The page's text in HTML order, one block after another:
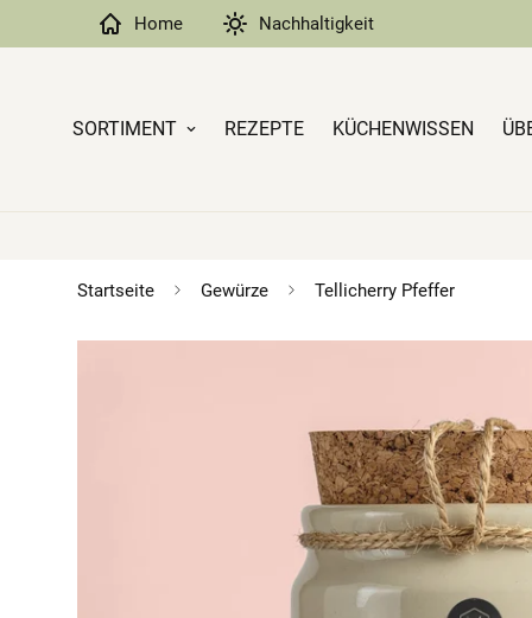
Home Nachhaltigkeit
SORTIMENT REZEPTE KÜCHENWISSEN
Startseite Gewürze Tellicherry Pfeffer